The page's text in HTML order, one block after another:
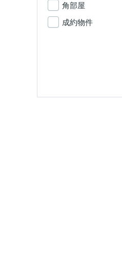
角部屋
成約物件